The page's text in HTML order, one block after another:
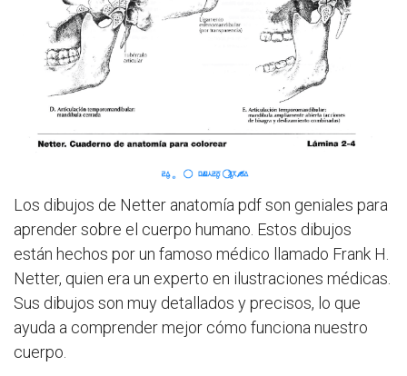
Los dibujos de Netter anatomía pdf son geniales para
aprender sobre el cuerpo humano. Estos dibujos
están hechos por un famoso médico llamado Frank H.
Netter, quien era un experto en ilustraciones médicas.
Sus dibujos son muy detallados y precisos, lo que
ayuda a comprender mejor cómo funciona nuestro
cuerpo.